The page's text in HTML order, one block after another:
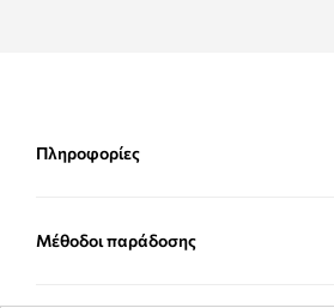
Πληροφορίες
Μέθοδοι παράδοσης